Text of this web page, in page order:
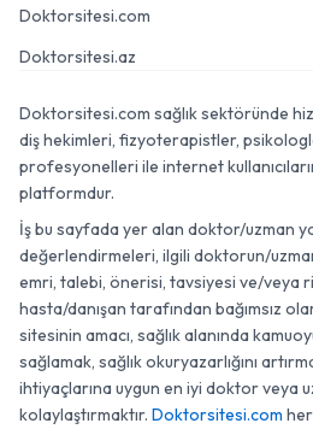
Doktorsitesi.com
Doktorsitesi.az
Doktorsitesi.com sağlık sektöründe
diş hekimleri, fizyoterapistler,
profesyonelleri ile internet
platformdur.
İş bu sayfada yer alan doktor/uzman
değerlendirmeleri, ilgili doktorun/
emri, talebi, önerisi, tavsiyesi ve/veya
hasta/danışan tarafından bağımsız
sitesinin amacı, sağlık alanında
sağlamak, sağlık okuryazarlığını
ihtiyaçlarına uygun en iyi doktor veya
kolaylaştırmaktır. Doktorsitesi.com